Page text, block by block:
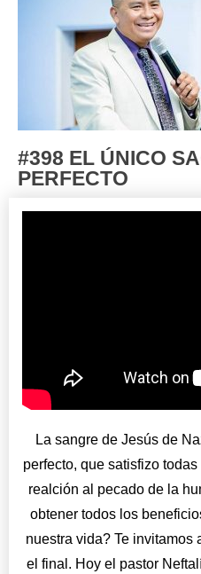
#398 EL ÚNICO
PERFECTO
La sangre de Jesús de
perfecto, que satisfizo
realción al pecado de la
obtener todos los
nuestra vida? Te invitamos
el final. Hoy el pastor